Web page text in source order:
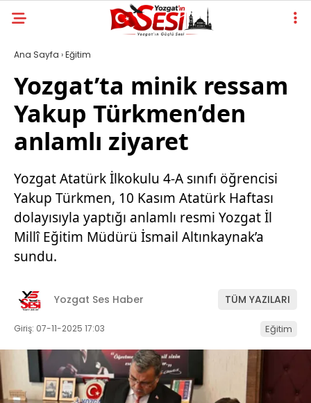
Ana Sayfa ›Eğitim
Yozgat’ta minik ressam
Yakup Türkmen’den
anlamlı ziyaret
Yozgat Atatürk İlkokulu 4-A sınıfı öğrencisi
Yakup Türkmen, 10 Kasım Atatürk Haftası
dolayısıyla yaptığı anlamlı resmi Yozgat İl
Millî Eğitim Müdürü İsmail Altınkaynak’a
sundu.
Yozgat Ses Haber TÜM YAZILARI
Giriş: 07-11-2025 17:03 Eğitim